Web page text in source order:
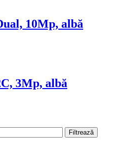
10Mp, albă
3Mp, albă
Filtrează